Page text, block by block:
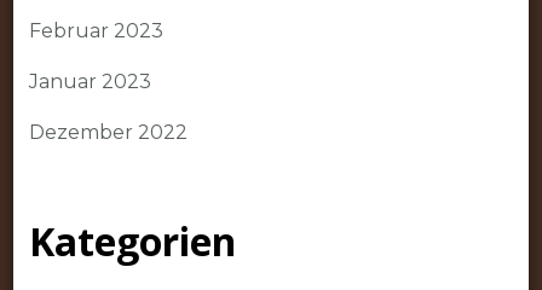
Februar 2023
Januar 2023
Dezember 2022
Kategorien